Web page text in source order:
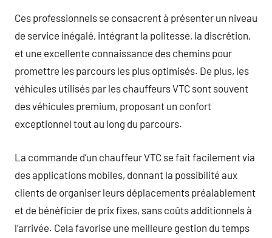
Ces professionnels se consacrent à présenter un niveau
de service inégalé, intégrant la politesse, la discrétion,
et une excellente connaissance des chemins pour
promettre les parcours les plus optimisés. De plus, les
véhicules utilisés par les chauffeurs VTC sont souvent
des véhicules premium, proposant un confort
exceptionnel tout au long du parcours.
La commande d’un chauffeur VTC se fait facilement via
des applications mobiles, donnant la possibilité aux
clients de organiser leurs déplacements préalablement
et de bénéficier de prix fixes, sans coûts additionnels à
l’arrivée. Cela favorise une meilleure gestion du temps